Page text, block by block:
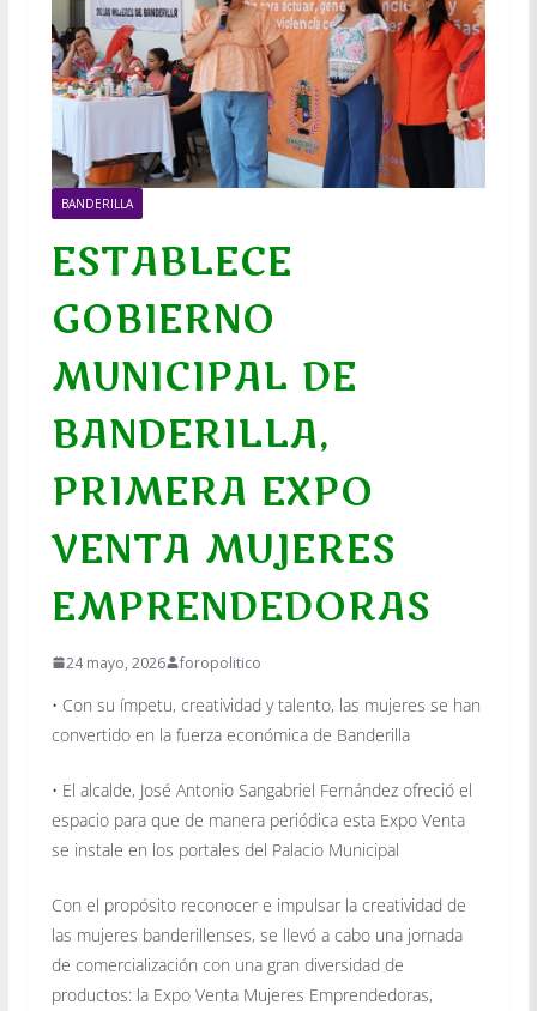
BANDERILLA
ESTABLECE
GOBIERNO
MUNICIPAL DE
BANDERILLA,
PRIMERA EXPO
VENTA MUJERES
EMPRENDEDORAS
24 mayo, 2026 foropolitico
• Con su ímpetu, creatividad y talento, las mujeres se han
convertido en la fuerza económica de Banderilla
• El alcalde, José Antonio Sangabriel Fernández ofreció el
espacio para que de manera periódica esta Expo Venta
se instale en los portales del Palacio Municipal
Con el propósito reconocer e impulsar la creatividad de
las mujeres banderillenses, se llevó a cabo una jornada
de comercialización con una gran diversidad de
productos: la Expo Venta Mujeres Emprendedoras,